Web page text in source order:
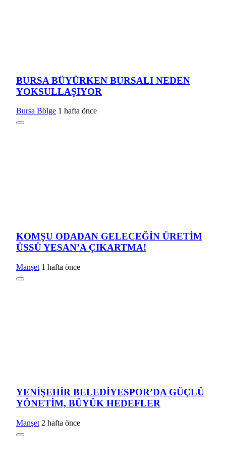
BURSA BÜYÜRKEN BURSALI NEDEN
YOKSULLAŞIYOR
Bursa Bölge 1 hafta önce
KOMŞU ODADAN GELECEĞİN ÜRETİM
ÜSSÜ YESAN’A ÇIKARTMA!
Manşet 1 hafta önce
YENİŞEHİR BELEDİYESPOR’DA GÜÇLÜ
YÖNETİM, BÜYÜK HEDEFLER
Manşet 2 hafta önce